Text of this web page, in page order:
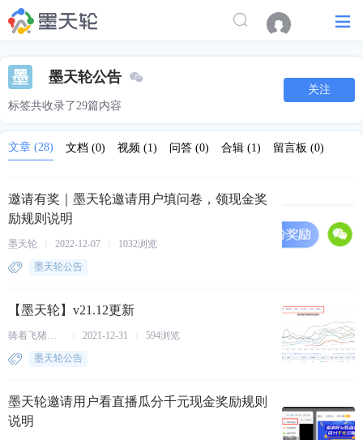
墨 墨天轮公告
标签共收录了29篇内容
关注
文章 (28) 文档 (0) 视频 (1) 问答 (0) 合辑 (1) 留言板 (0)
邀请有奖｜墨天轮邀请用户填问卷，领现金奖
励规则说明
墨天轮 2022-12-07
1032浏览
墨天轮公告
【墨天轮】v21.12更新
骑着飞猪的大碟 2021-12-31
594浏览
墨天轮公告
墨天轮邀请用户看直播瓜分千元现金奖励规则
说明